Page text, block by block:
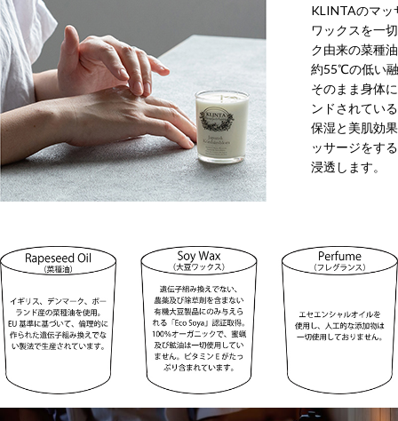
KLINTAのマッ
ワックスを一
ク由来の菜種
約55℃の低い
そのまま身体
ンドされてい
保湿と美肌効
ッサージをす
浸透します。